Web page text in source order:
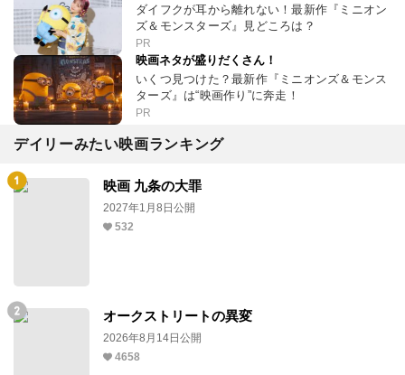
ダイフクが耳から離れない！最新作『ミニオン
ズ＆モンスターズ』見どころは？
PR
映画ネタが盛りだくさん！
いくつ見つけた？最新作『ミニオンズ＆モンス
ターズ』は“映画作り”に奔走！
PR
デイリーみたい映画ランキング
映画 九条の大罪
2027年1月8日公開
532
オークストリートの異変
2026年8月14日公開
4658